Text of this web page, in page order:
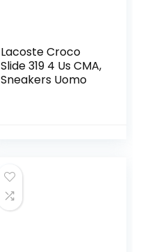
Lacoste Croco
Slide 319 4 Us CMA,
Sneakers Uomo